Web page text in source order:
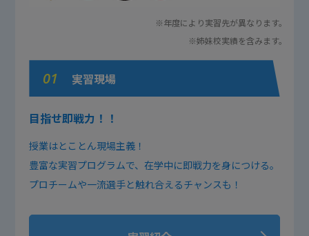
※年度により実習先が異なります。
※姉妹校実績を含みます。
01 実習現場
目指せ即戦力！！
授業はとことん現場主義！
豊富な実習プログラムで、在学中に即戦力を身につける。
プロチームや一流選手と触れ合えるチャンスも！